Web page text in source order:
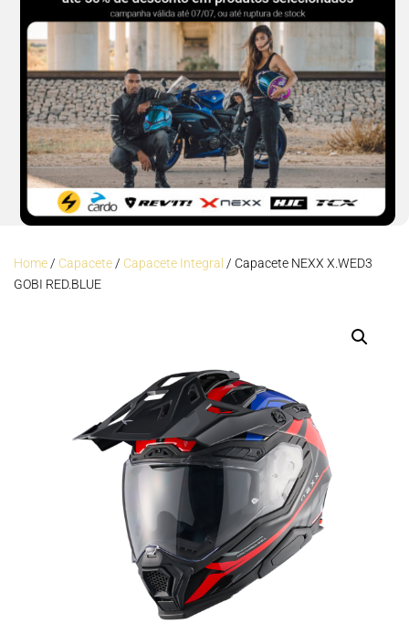
Home/ Capacete/ Capacete Integral / Capacete NEXX X.WED3
GOBI RED.BLUE